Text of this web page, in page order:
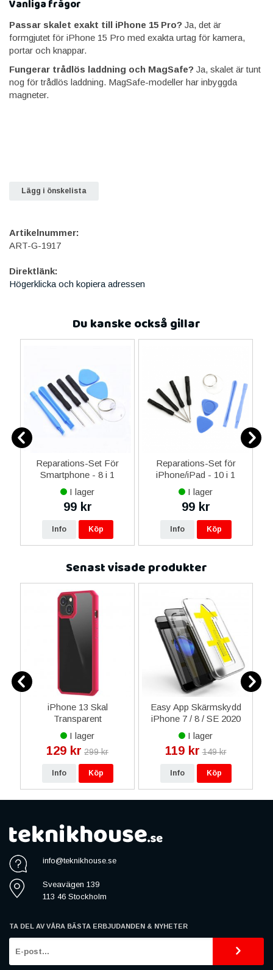
Vanliga frågor
Passar skalet exakt till iPhone 15 Pro? Ja, det är
formgjutet för iPhone 15 Pro med exakta urtag för kamera,
portar och knappar.
Fungerar trådlös laddning och MagSafe? Ja, skalet är tunt
nog för trådlös laddning. MagSafe-modeller har inbyggda
magneter.
Lägg i önskelista
Artikelnummer:
ART-G-1917
Direktlänk:
Högerklicka och kopiera adressen
Du kanske också gillar
Reparations-Set För
Smartphone - 8 i 1
I lager
99 kr
Info Köp
Reparations-Set för
iPhone/iPad - 10 i 1
I lager
99 kr
Info Köp
Senast visade produkter
iPhone 13 Skal
Transparent
Polykarbonat - Rosa
I lager
129 kr 299 kr
Info Köp
Easy App Skärmskydd
iPhone 7 / 8 / SE 2020
2022 - Svart
I lager
119 kr 149 kr
Info Köp
info@teknikhouse.se
Sveavägen 139
113 46 Stockholm
TA DEL AV VÅRA BÄSTA ERBJUDANDEN & NYHETER